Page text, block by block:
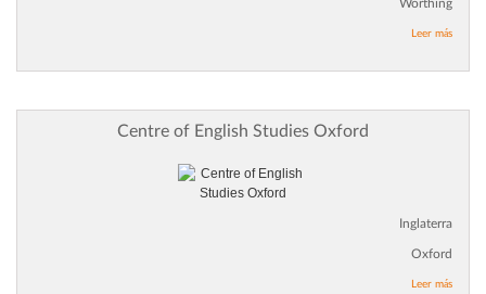
Worthing
Leer más
Centre of English Studies Oxford
Inglaterra
Oxford
Leer más